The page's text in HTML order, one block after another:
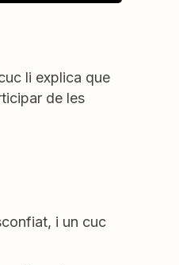
li explica que
de les
i un cuc